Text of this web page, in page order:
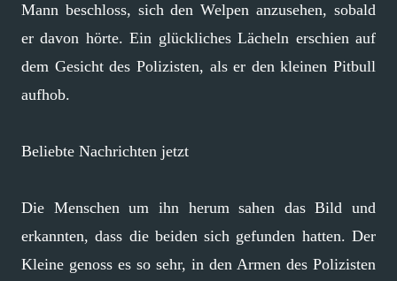
Mann beschloss, sich den Welpen anzusehen, sobald
er davon hörte. Ein glückliches Lächeln erschien auf
dem Gesicht des Polizisten, als er den kleinen Pitbull
aufhob.
Beliebte Nachrichten jetzt
Die Menschen um ihn herum sahen das Bild und
erkannten, dass die beiden sich gefunden hatten. Der
Kleine genoss es so sehr, in den Armen des Polizisten